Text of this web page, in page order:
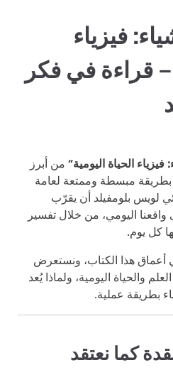
فيزياء
– قراءة في فكر
الحياة اليومية” من أبرز
بطريقة مبسطة وممتعة لعامة
لويس بلومفيلد أن يقرّب
واقعنا اليومي، من خلال تفسير
كل يوم.
هذا الكتاب، ونستعرض
والحياة اليومية، ولماذا يُعد
بطريقة عملية.
كما نعتقد